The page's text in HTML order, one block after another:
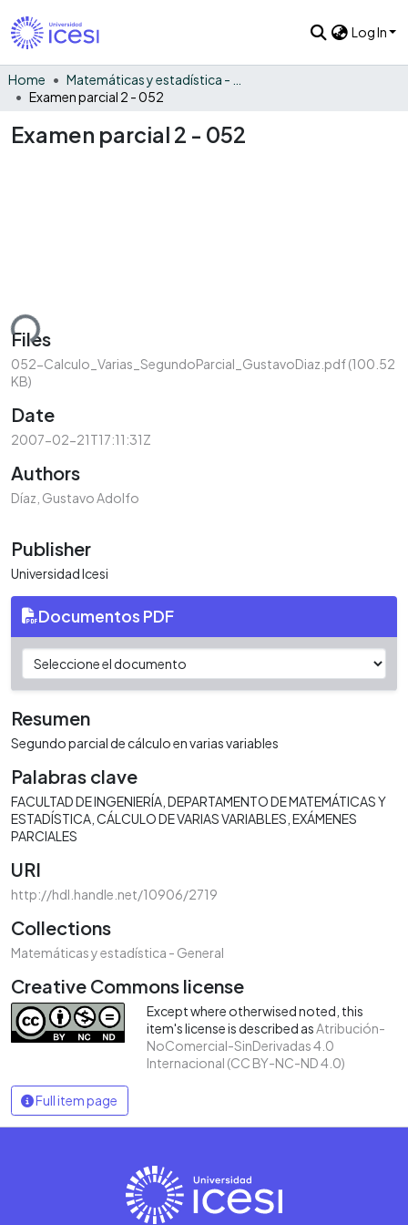
Log In
Home
Examen parcial 2 - 052
Examen parcial 2 - 052
Files
052-Calculo_Varias_SegundoParcial_GustavoDiaz.pdf(100.52
KB)
Date
2007-02-21T17:11:31Z
Authors
Díaz, Gustavo Adolfo
Publisher
Universidad Icesi
Documentos PDF
Resumen
Segundo parcial de cálculo en varias variables
Palabras clave
FACULTAD DE INGENIERÍA DEPARTAMENTO DE MATEMÁTICAS Y
ESTADÍSTICA CÁLCULO DE VARIAS VARIABLES EXÁMENES
PARCIALES
URI
http://hdl.handle.net/10906/2719
Collections
Matemáticas y estadística - General
Creative Commons license
Except where otherwised noted, this
item's license is described asAtribución-
NoComercial-SinDerivadas 4.0
Internacional (CC BY-NC-ND 4.0)
Full item page